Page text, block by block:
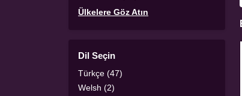
Ülkelere Göz Atın
Dil Seçin
Türkçe (47)
Welsh (2)